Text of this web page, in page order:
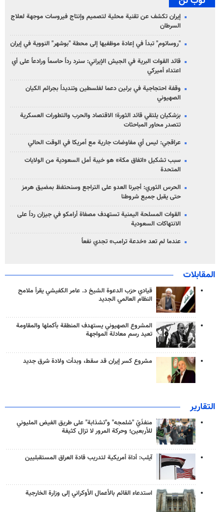
إيران تكشف عن تقنية محلية لتصميم وإنتاج فيروسات موجهة لعلاج
السرطان
"روساتوم" تبدأ في إعادة موظفيها إلى محطة "بوشهر" النووية في إيران
قائد القوات البرية في الجيش الإيراني: سنرد رداً حاسماً ورادعاً على أي
اعتداء أميركي
وقفة احتجاجية في برلين دعما لفلسطين وتنديداً بجرائم الكيان
الصهیوني
بزشكيان يلتقي قائد الثورة؛ الاقتصاد والحرب والتطورات العسكرية
تتصدر محاور المباحثات
عراقجي: ليس أي مفاوضات جارية مع أمريكا في الوقت الحالي
سبب تشكيل «اتفاق مكة» هو خيبة أمل السعودية من الولايات
المتحدة
الحرس الثوري: أجبرنا العدو على التراجع وسنحتفظ بمضيق هرمز
حتى يقبل جميع شروطنا
القوات المسلحة اليمنية تستهدف مصفاة أرامكو في جيزان رداً على
الانتهاكات السعودية
عندما لم تعد «خدعة ترامب» تجدي نفعاً
المقابلات
قيادي حزب الدعوة الشيخ د. عامر الكفيشي يقرأ ملامح
النظام العالمي الجديد
المشروع الصهيوني يستهدف المنطقة بأكملها والمقاومة
تعيد رسم معادلة المواجهة
مشروع كسر إيران قد سقط، وبدأت ولادة شرق جديد
التقارير
منفذَيّ "شلمجه" و"تشذابة" على طريق الفيض المليوني
للأربعين؛ وحركة المرور لا تزال كثيفة
آيلب: أداة أمريكية لتدريب قادة العراق المستقبليين
استدعاء القائم بالأعمال الأوكراني إلى وزارة الخارجية